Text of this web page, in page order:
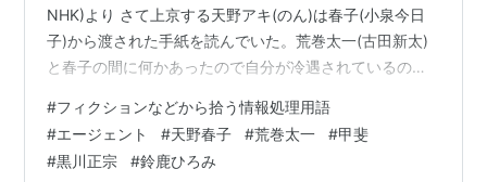
NHK)より さて上京する天野アキ(のん)は春子(小泉今日
子)から渡された手紙を読んでいた。荒巻太一(古田新太)
と春子の間に何かあったので自分が冷遇されているので
すのが目的だった。なお、後にわかるが、その手紙に書
かれたのはあくまでも春子が見聞きした事である。春子
が事実だと考えていたことは全て書かれていた。 上京し
#フィクションなどから拾う情報処理用語
#エージェント #天野春子 #荒巻太一 #甲斐
#黒川正宗 #鈴鹿ひろみ